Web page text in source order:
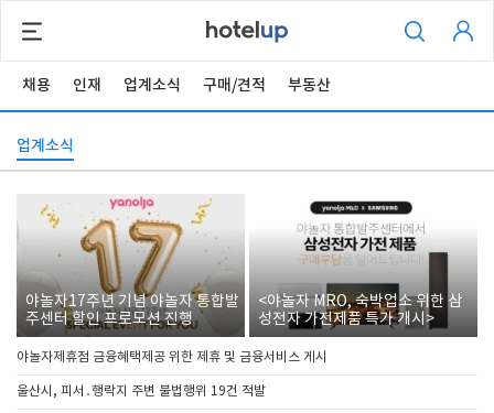
채용 인재 업계소식 구매/견적 부동산
업계소식
야놀자17주년 기념 야놀자 통합발
주센터 할인 프로모션 진행
<야놀자 MRO, 숙박업소 위한 삼
성전자 가전제품 특가 개시>
야놀자제휴점 금융혜택제공 위한 제휴 및 금융서비스 게시
울산시, 피서․행락지 주변 불법행위 19건 적발